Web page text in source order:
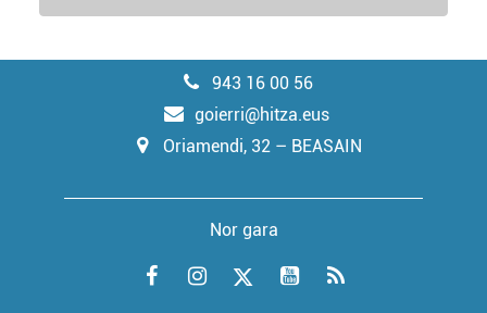
943 16 00 56
goierri@hitza.eus
Oriamendi, 32 – BEASAIN
Nor gara